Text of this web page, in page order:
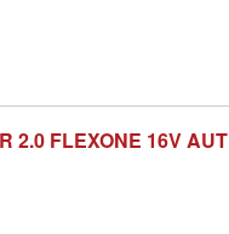
2.0 FLEXONE 16V AUT